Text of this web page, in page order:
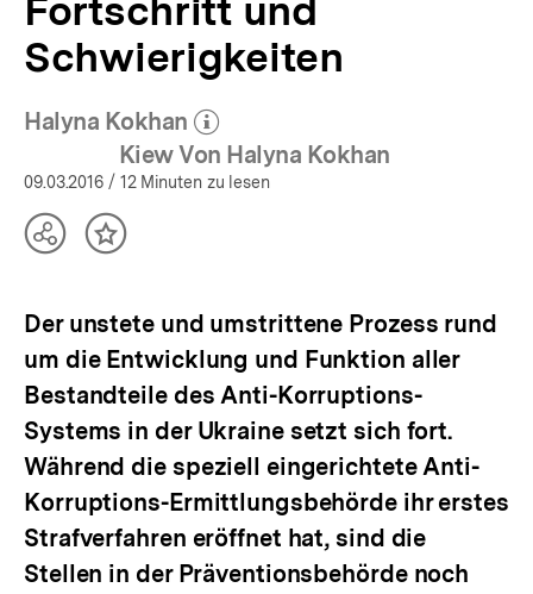
Analysen
bpb.de
Fortschritt und
Schwierigkeiten
Halyna Kokhan
(Mehr zum Autor)
öffnen
Kiew Von Halyna Kokhan
09.03.2016 / 12 Minuten zu lesen
TeilenInhalt
Der unstete und umstrittene Prozess rund
um die Entwicklung und Funktion aller
Bestandteile des Anti-Korruptions-
Systems in der Ukraine setzt sich fort.
Während die speziell eingerichtete Anti-
Korruptions-Ermittlungsbehörde ihr erstes
Strafverfahren eröffnet hat, sind die
Stellen in der Präventionsbehörde noch